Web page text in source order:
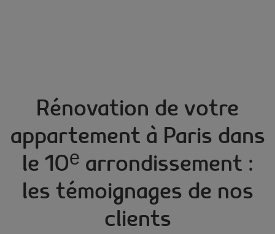
Rénovation de votre
appartement à Paris dans
le 10ᵉ arrondissement :
les témoignages de nos
clients